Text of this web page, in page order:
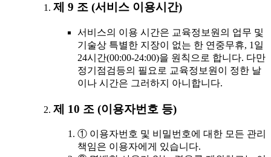
제 9 조 (서비스 이용시간)
서비스의 이용 시간은 교육정보원의 업무 및
기술상 특별한 지장이 없는 한 연중무휴, 1일
24시간(00:00-24:00)을 원칙으로 합니다. 다만
정기점검등의 필요로 교육정보원이 정한 날
이나 시간은 그러하지 아니합니다.
제 10 조 (이용자번호 등)
① 이용자번호 및 비밀번호에 대한 모든 관리
책임은 이용자에게 있습니다.